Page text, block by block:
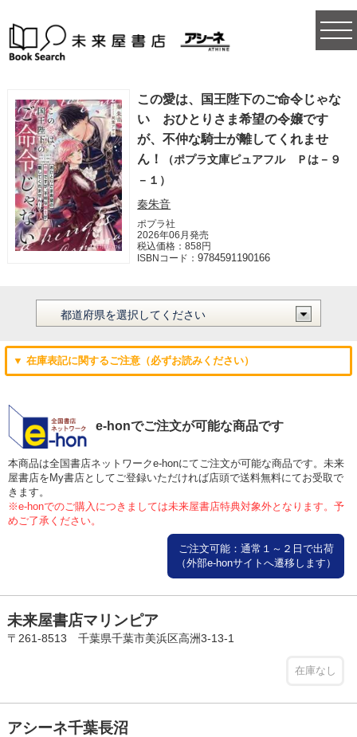
この愛は、国王陛下のご命令じゃな
い おひとりさま希望の令嬢です
が、不仲な騎士が離してくれませ
ん！
（ポプラ文庫ピュアフル Ｐは－９
－１）
秦朱音
ポプラ社
2026年06月発売
税込価格：858円
ISBNコード：9784591190166
▼ 在庫表記に関するご注意（必ずお読みください）
e-honでご注文が可能な商品です
本商品は全国書店ネットワークe-honにてご注文が可能な商品です。未来
屋書店をMy書店としてご登録いただければ店頭で送料無料にてお受取で
きます。
※e-honでのご購入につきましては未来屋書店特典対象外となります。予
めご了承ください。
ご注文可能：通常１～２日で出荷
（外部e-honサイトへ遷移します）
未来屋書店マリンピア
〒261-8513 千葉県千葉市美浜区高洲3-13-1
在庫なし
アシーネ千葉長沼